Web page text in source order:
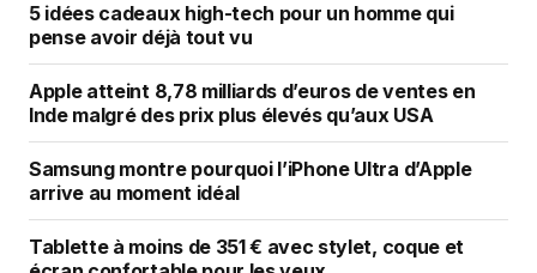
5 idées cadeaux high-tech pour un homme qui
pense avoir déjà tout vu
Apple atteint 8,78 milliards d’euros de ventes en
Inde malgré des prix plus élevés qu’aux USA
Samsung montre pourquoi l’iPhone Ultra d’Apple
arrive au moment idéal
Tablette à moins de 351 € avec stylet, coque et